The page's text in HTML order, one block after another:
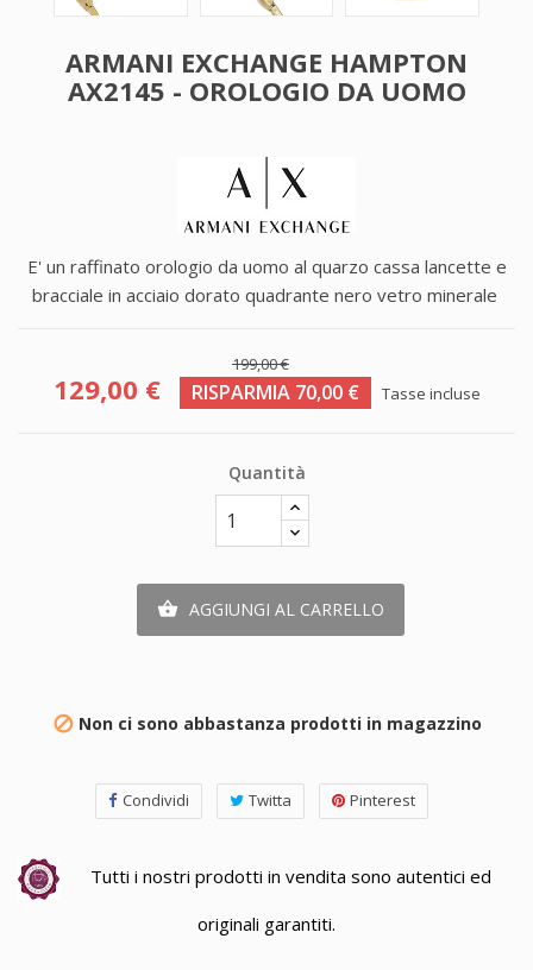
ARMANI EXCHANGE HAMPTON
AX2145 - OROLOGIO DA UOMO
E' un raffinato orologio da uomo al quarzo cassa lancette e
bracciale in acciaio dorato quadrante nero vetro minerale
199,00 €
129,00 € RISPARMIA 70,00 € Tasse incluse
Quantità
 AGGIUNGI AL CARRELLO
 Non ci sono abbastanza prodotti in magazzino
Condividi Twitta Pinterest
Tutti i nostri prodotti in vendita sono autentici ed
originali garantiti.